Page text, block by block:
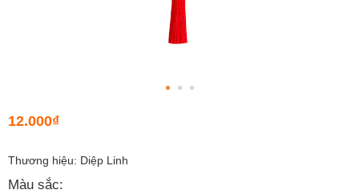
12.000₫
Thương hiệu: Diệp Linh
Màu sắc: